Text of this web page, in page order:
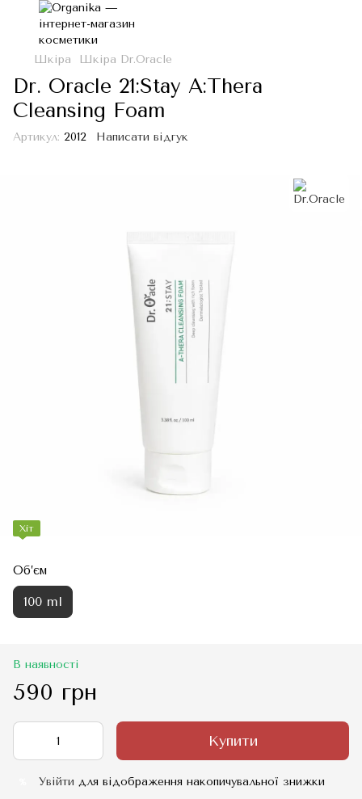
Шкіра Шкіра Dr.Oracle
Dr. Oracle 21:Stay A:Thera
Cleansing Foam
Артикул: 2012 Написати відгук
Хіт
Об’єм
100 ml
В наявності
590 грн
Купити
Увійти для відображення накопичувальної знижки